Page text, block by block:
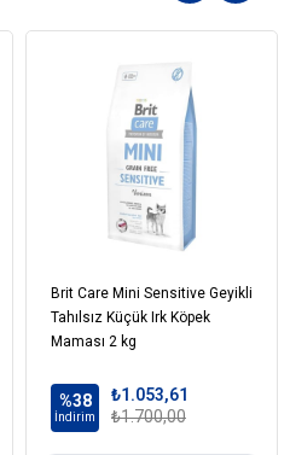
Brit Care Mini Sensitive Geyikli
Tahılsız Küçük Irk Köpek
Maması 2 kg
%38
İndirim
₺1.053,61
₺1.700,00